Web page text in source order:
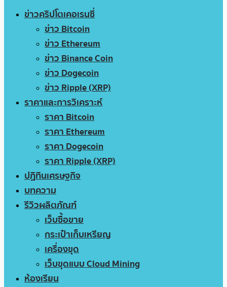
ข่าวคริปโตเคอเรนซี่
ข่าว Bitcoin
ข่าว Ethereum
ข่าว Binance Coin
ข่าว Dogecoin
ข่าว Ripple (XRP)
ราคาและการวิเคราะห์
ราคา Bitcoin
ราคา Ethereum
ราคา Dogecoin
ราคา Ripple (XRP)
ปฏิทินเศรษฐกิจ
บทความ
รีวิวผลิตภัณฑ์
เว็บซื้อขาย
กระเป๋าเก็บเหรียญ
เครื่องขุด
เว็บขุดแบบ Cloud Mining
ห้องเรียน